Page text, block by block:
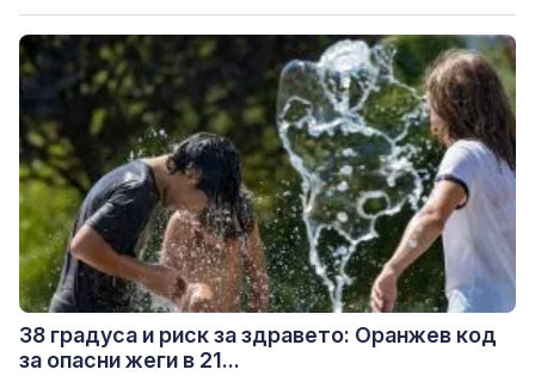
38 градуса и риск за здравето: Оранжев код
за опасни жеги в 21...